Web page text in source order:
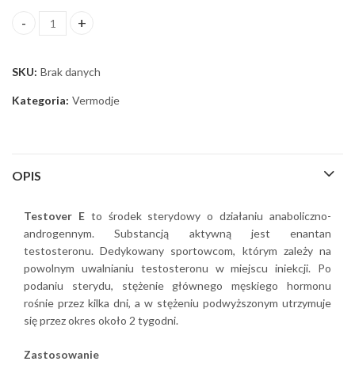
Testover E 10 ml ilość
SKU: Brak danych
Kategoria: Vermodje
OPIS
Testover Eto środek sterydowy o działaniu anaboliczno-
androgennym. Substancją aktywną jest enantan
testosteronu. Dedykowany sportowcom, którym zależy na
powolnym uwalnianiu testosteronu w miejscu iniekcji. Po
podaniu sterydu, stężenie głównego męskiego hormonu
rośnie przez kilka dni, a w stężeniu podwyższonym utrzymuje
się przez okres około 2 tygodni.
Zastosowanie